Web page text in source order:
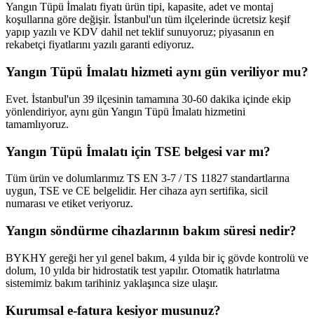
Yangın Tüpü İmalatı fiyatı ürün tipi, kapasite, adet ve montaj
koşullarına göre değişir. İstanbul'un tüm ilçelerinde ücretsiz keşif
yapıp yazılı ve KDV dahil net teklif sunuyoruz; piyasanın en
rekabetçi fiyatlarını yazılı garanti ediyoruz.
Yangın Tüpü İmalatı hizmeti aynı gün veriliyor mu?
Evet. İstanbul'un 39 ilçesinin tamamına 30-60 dakika içinde ekip
yönlendiriyor, aynı gün Yangın Tüpü İmalatı hizmetini
tamamlıyoruz.
Yangın Tüpü İmalatı için TSE belgesi var mı?
Tüm ürün ve dolumlarımız TS EN 3-7 / TS 11827 standartlarına
uygun, TSE ve CE belgelidir. Her cihaza ayrı sertifika, sicil
numarası ve etiket veriyoruz.
Yangın söndürme cihazlarının bakım süresi nedir?
BYKHY gereği her yıl genel bakım, 4 yılda bir iç gövde kontrolü ve
dolum, 10 yılda bir hidrostatik test yapılır. Otomatik hatırlatma
sistemimiz bakım tarihiniz yaklaşınca size ulaşır.
Kurumsal e-fatura kesiyor musunuz?